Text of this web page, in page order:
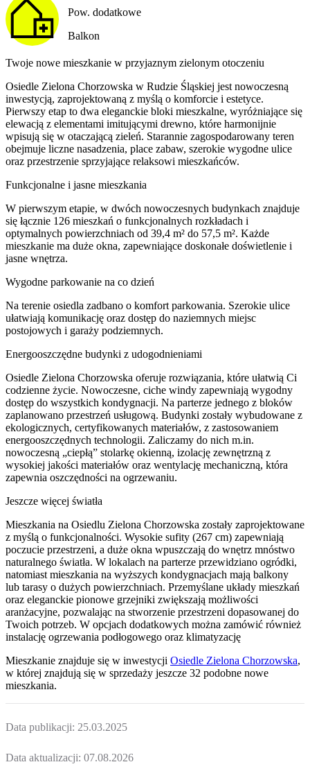
Pow. dodatkowe
Balkon
Twoje nowe mieszkanie w przyjaznym zielonym otoczeniu
Osiedle Zielona Chorzowska w Rudzie Śląskiej jest nowoczesną
inwestycją, zaprojektowaną z myślą o komforcie i estetyce.
Pierwszy etap to dwa eleganckie bloki mieszkalne, wyróżniające się
elewacją z elementami imitującymi drewno, które harmonijnie
wpisują się w otaczającą zieleń. Starannie zagospodarowany teren
obejmuje liczne nasadzenia, place zabaw, szerokie wygodne ulice
oraz przestrzenie sprzyjające relaksowi mieszkańców.
Funkcjonalne i jasne mieszkania
W pierwszym etapie, w dwóch nowoczesnych budynkach znajduje
się łącznie 126 mieszkań o funkcjonalnych rozkładach i
optymalnych powierzchniach od 39,4 m² do 57,5 m². Każde
mieszkanie ma duże okna, zapewniające doskonałe doświetlenie i
jasne wnętrza.
Wygodne parkowanie na co dzień
Na terenie osiedla zadbano o komfort parkowania. Szerokie ulice
ułatwiają komunikację oraz dostęp do naziemnych miejsc
postojowych i garaży podziemnych.
Energooszczędne budynki z udogodnieniami
Osiedle Zielona Chorzowska oferuje rozwiązania, które ułatwią Ci
codzienne życie. Nowoczesne, ciche windy zapewniają wygodny
dostęp do wszystkich kondygnacji. Na parterze jednego z bloków
zaplanowano przestrzeń usługową. Budynki zostały wybudowane z
ekologicznych, certyfikowanych materiałów, z zastosowaniem
energooszczędnych technologii. Zaliczamy do nich m.in.
nowoczesną „ciepłą” stolarkę okienną, izolację zewnętrzną z
wysokiej jakości materiałów oraz wentylację mechaniczną, która
zapewnia oszczędności na ogrzewaniu.
Jeszcze więcej światła
Mieszkania na Osiedlu Zielona Chorzowska zostały zaprojektowane
z myślą o funkcjonalności. Wysokie sufity (267 cm) zapewniają
poczucie przestrzeni, a duże okna wpuszczają do wnętrz mnóstwo
naturalnego światła. W lokalach na parterze przewidziano ogródki,
natomiast mieszkania na wyższych kondygnacjach mają balkony
lub tarasy o dużych powierzchniach. Przemyślane układy mieszkań
oraz eleganckie pionowe grzejniki zwiększają możliwości
aranżacyjne, pozwalając na stworzenie przestrzeni dopasowanej do
Twoich potrzeb. W opcjach dodatkowych można zamówić również
instalację ogrzewania podłogowego oraz klimatyzację
Mieszkanie znajduje się w inwestycji Osiedle Zielona Chorzowska,
w której znajdują się w sprzedaży jeszcze 32 podobne nowe
mieszkania.
Data publikacji: 25.03.2025
Data aktualizacji: 07.08.2026